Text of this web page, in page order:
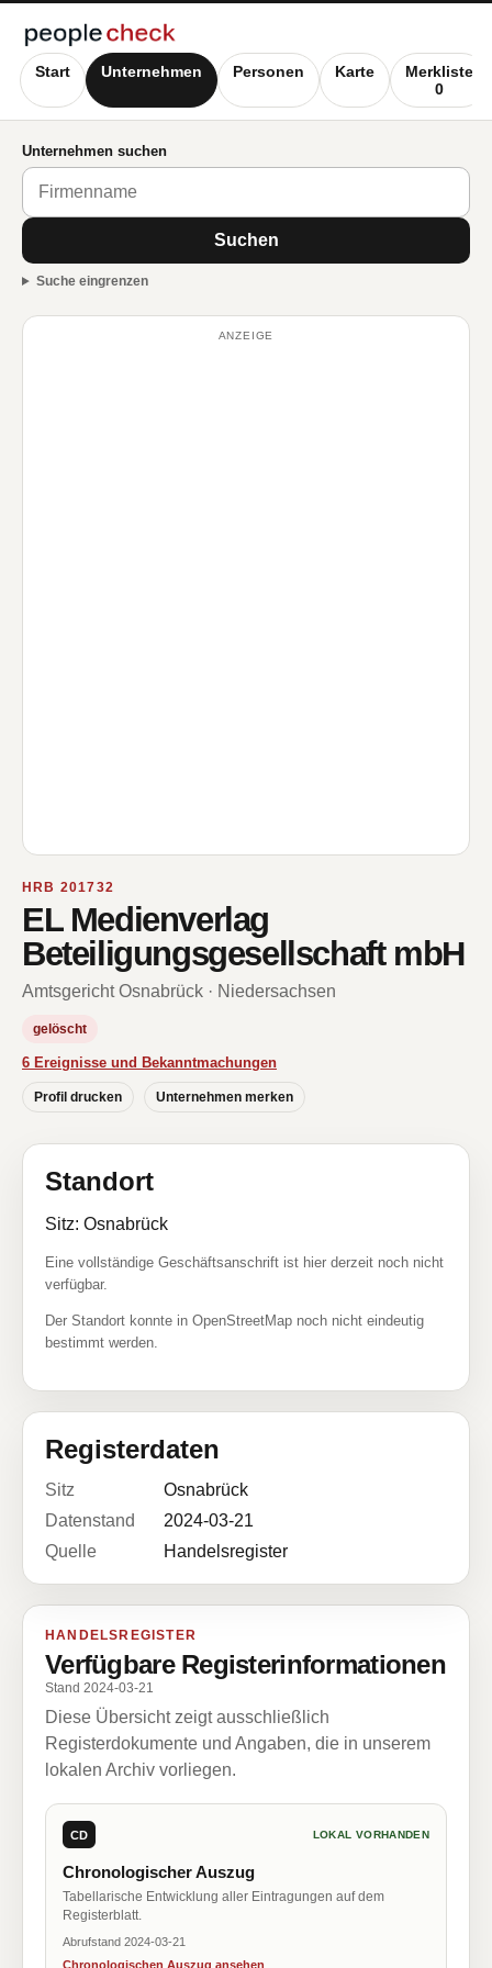
Start Unternehmen Personen Karte
Merkliste
0
Unternehmen suchen
Suchen
Suche eingrenzen
ANZEIGE
HRB 201732
EL Medienverlag
Beteiligungsgesellschaft mbH
Amtsgericht Osnabrück · Niedersachsen
gelöscht
6 Ereignisse und Bekanntmachungen
Profil drucken Unternehmen merken
Standort
Sitz: Osnabrück
Eine vollständige Geschäftsanschrift ist hier derzeit noch nicht
verfügbar.
Der Standort konnte in OpenStreetMap noch nicht eindeutig
bestimmt werden.
Registerdaten
Sitz
Osnabrück
Datenstand
2024-03-21
Quelle
Handelsregister
HANDELSREGISTER
Verfügbare Registerinformationen
Stand 2024-03-21
Diese Übersicht zeigt ausschließlich
Registerdokumente und Angaben, die in unserem
lokalen Archiv vorliegen.
CD LOKAL VORHANDEN
Chronologischer Auszug
Tabellarische Entwicklung aller Eintragungen auf dem
Registerblatt.
Abrufstand 2024-03-21
Chronologischen Auszug ansehen